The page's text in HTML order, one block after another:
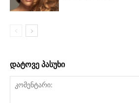
დატოვე პასუხი